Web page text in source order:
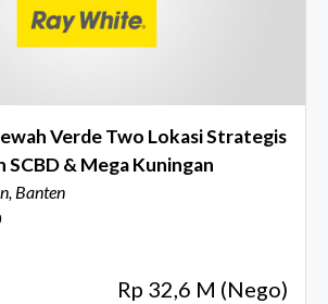
Verde Two Lokasi Strategis
SCBD & Mega Kuningan
Banten
Rp 32,6 M (Nego)